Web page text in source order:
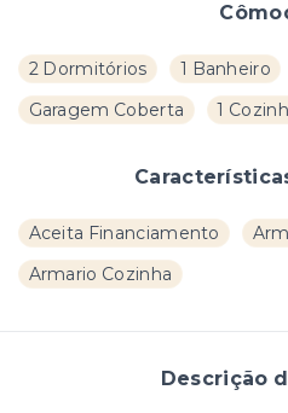
2 Dormitórios 1 Banheiro
Garagem Coberta
1
Aceita Financiamento
Armario Cozinha
Descrição